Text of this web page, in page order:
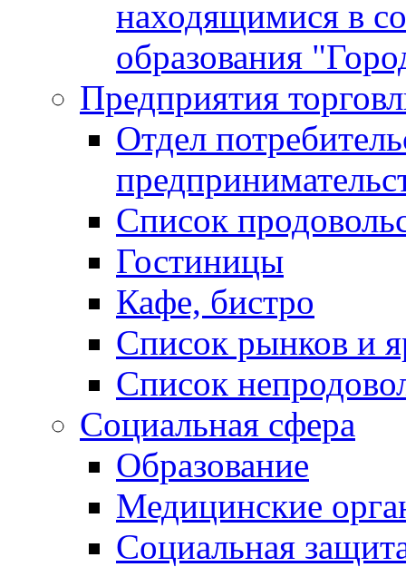
находящимися в
образования
Предприятия
Отдел
Список
Гостиницы
Кафе, бистро
Cписок рынков и
Список
Социальная сфера
Образование
Медицинские
Социальная